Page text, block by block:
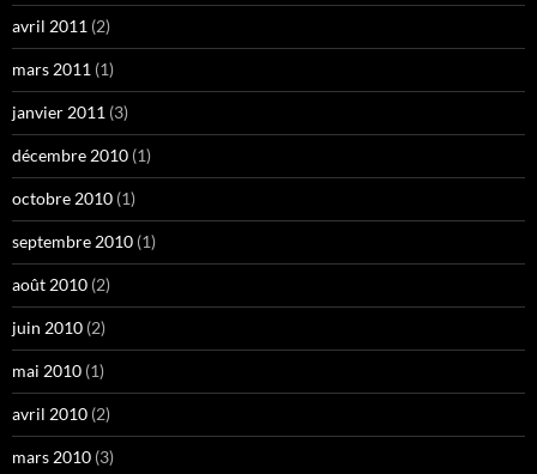
avril 2011 (2)
mars 2011 (1)
janvier 2011 (3)
décembre 2010 (1)
octobre 2010 (1)
septembre 2010 (1)
août 2010 (2)
juin 2010 (2)
mai 2010 (1)
avril 2010 (2)
mars 2010 (3)